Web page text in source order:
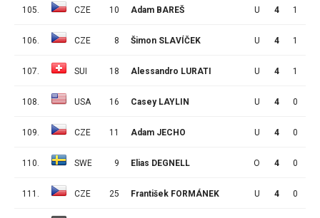
105. CZE 10 Adam BAREŠ U 4 1
106. CZE 8 Šimon SLAVÍČEK U 4 1
107. SUI 18 Alessandro LURATI U 4 1
108. USA 16 Casey LAYLIN U 4 0
109. CZE 11 Adam JECHO U 4 0
110. SWE 9 Elias DEGNELL O 4 0
111. CZE 25 František FORMÁNEK U 4 0